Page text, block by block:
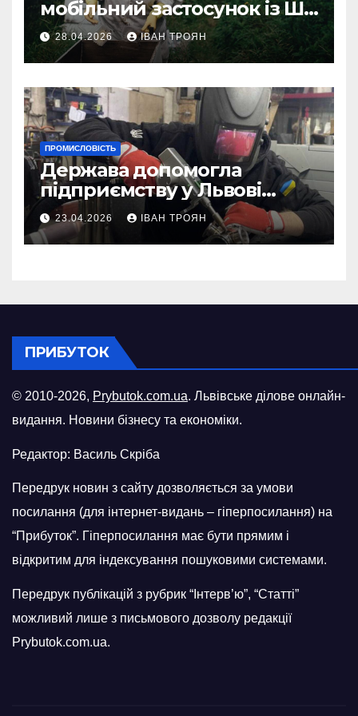
мобільний застосунок із ШІ-
асистентом для бджолярів
28.04.2026 ІВАН ТРОЯН
ПРОМИСЛОВІСТЬ
Держава допомогла
підприємству у Львові
відновити виробничі
потужності після атаки
російського БПЛА
23.04.2026 ІВАН ТРОЯН
ПРИБУТОК
© 2010-2026, Prybutok.com.ua. Львівське ділове онлайн-
видання. Новини бізнесу та економіки.
Редактор: Василь Скріба
Передрук новин з сайту дозволяється за умови
посилання (для інтернет-видань – гіперпосилання) на
“Прибуток”. Гіперпосилання має бути прямим і
відкритим для індексування пошуковими системами.
Передрук публікацій з рубрик “Інтерв’ю”, “Статті”
можливий лише з письмового дозволу редакції
Prybutok.com.ua.